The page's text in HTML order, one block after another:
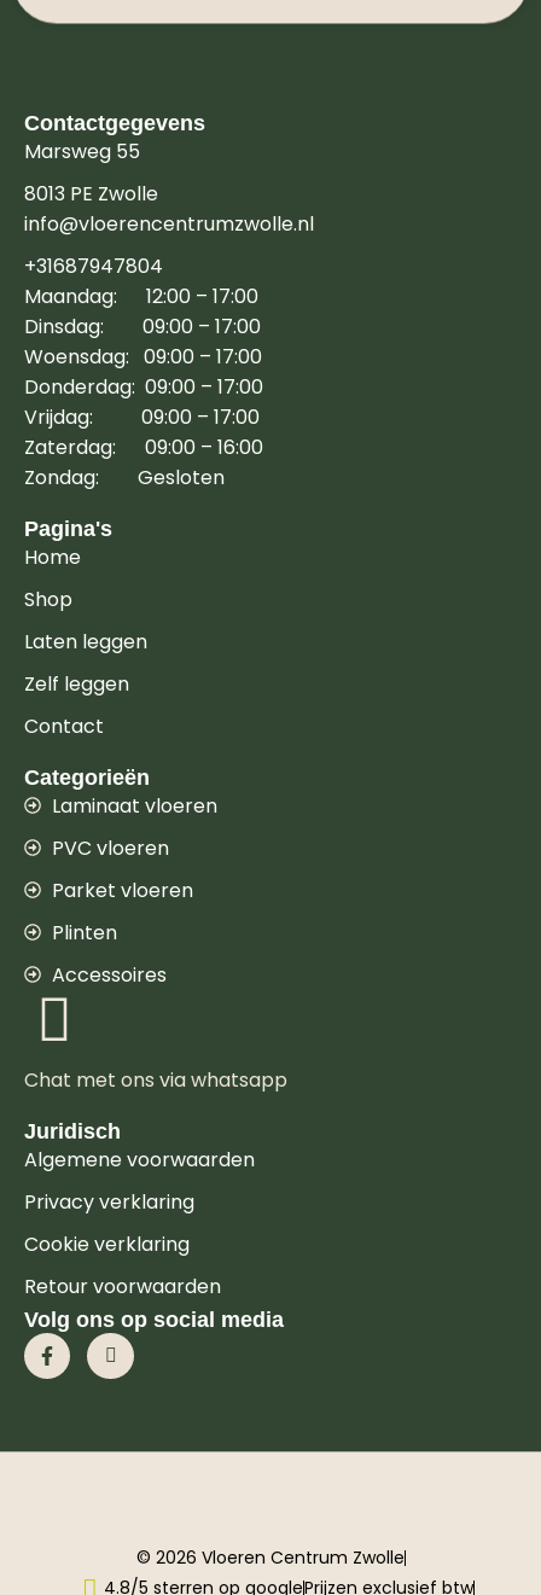
Contactgegevens
Marsweg 55
8013 PE Zwolle
info@vloerencentrumzwolle.nl
+31687947804
Maandag: 12:00 – 17:00
Dinsdag: 09:00 – 17:00
Woensdag: 09:00 – 17:00
Donderdag: 09:00 – 17:00
Vrijdag: 09:00 – 17:00
Zaterdag: 09:00 – 16:00
Zondag: Gesloten
Pagina's
Home
Shop
Laten leggen
Zelf leggen
Contact
Categorieën
Laminaat vloeren
PVC vloeren
Parket vloeren
Plinten
Accessoires
Chat met ons via whatsapp
Juridisch
Algemene voorwaarden
Privacy verklaring
Cookie verklaring
Retour voorwaarden
Volg ons op social media
© 2026 Vloeren Centrum Zwolle
4.8/5 sterren op googlePrijzen exclusief btw